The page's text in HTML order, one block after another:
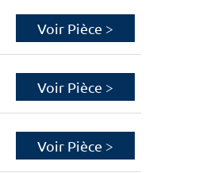
Voir Pièce >
Voir Pièce >
Voir Pièce >